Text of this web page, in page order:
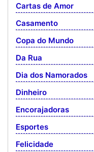
Cartas de Amor
Casamento
Copa do Mundo
Da Rua
Dia dos Namorados
Dinheiro
Encorajadoras
Esportes
Felicidade